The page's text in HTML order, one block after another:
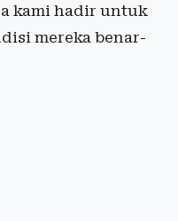
kami hadir untuk
mereka benar-